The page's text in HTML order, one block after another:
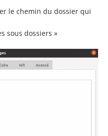
le chemin du dossier qui
sous dossiers »